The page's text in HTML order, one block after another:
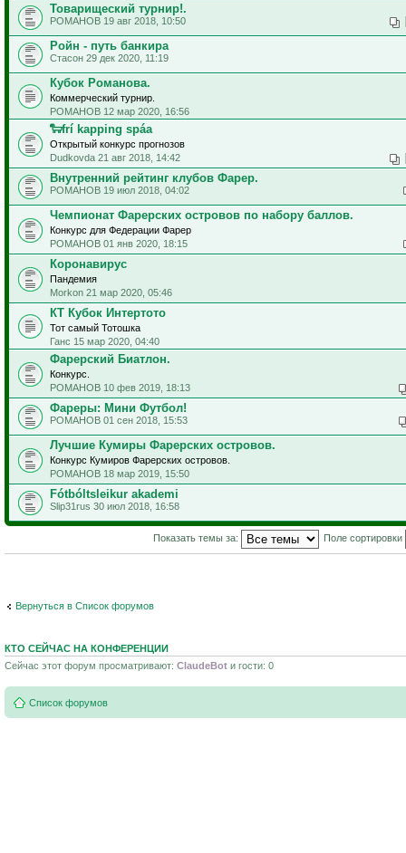
Товарищеский турнир!.
РОМАНОВ 19 авг 2018, 10:50
Ройн - путь банкира
Стасон 29 дек 2020, 11:19
Кубок Романова.
Коммерческий турнир.
РОМАНОВ 12 мар 2020, 16:56
🐑frí kapping spáa
Открытый конкурс прогнозов
Dudkovda 21 авг 2018, 14:42
Внутренний рейтинг клубов Фарер.
РОМАНОВ 19 июл 2018, 04:02
Чемпионат Фарерских островов по набору баллов.
Конкурс для Федерации Фарер
РОМАНОВ 01 янв 2020, 18:15
Коронавирус
Пандемия
Morkon 21 мар 2020, 05:46
КТ Кубок Интертото
Тот самый Тотошка
Ганс 15 мар 2020, 04:40
Фарерский Биатлон.
Конкурс.
РОМАНОВ 10 фев 2019, 18:13
Фареры: Мини Футбол!
РОМАНОВ 01 сен 2018, 15:53
Лучшие Кумиры Фарерских островов.
Конкурс Кумиров Фарерских островов.
РОМАНОВ 18 мар 2019, 15:50
Fótbóltsleikur akademi
Slip31rus 30 июл 2018, 16:58
Показать темы за: Поле сортировки
Вернуться в Список форумов
КТО СЕЙЧАС НА КОНФЕРЕНЦИИ
Сейчас этот форум просматривают: ClaudeBot и гости: 0
Список форумов